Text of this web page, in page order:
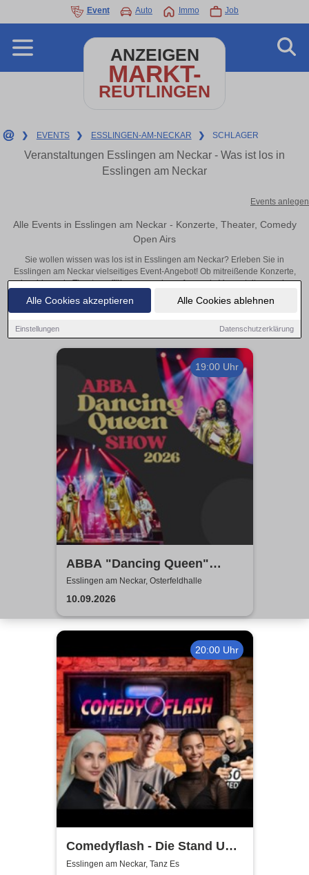
Alle Cookies akzeptieren Alle Cookies ablehnen
Einstellungen Datenschutzerklärung
Event Auto Immo Job
ANZEIGEN
MARKT-
REUTLINGEN
❯ EVENTS ❯ ESSLINGEN-AM-NECKAR ❯ SCHLAGER
Veranstaltungen Esslingen am Neckar - Was ist los in
Esslingen am Neckar
Events anlegen
Alle Events in Esslingen am Neckar - Konzerte, Theater, Comedy
Open Airs
Sie wollen wissen was los ist in Esslingen am Neckar? Erleben Sie in
Esslingen am Neckar vielseitiges Event-Angebot! Ob mitreißende Konzerte,
inspirierende Theateraufführungen oder aufregende Veranstaltungen in
Esslingen am Neckar – hier finden alles im Überblick und Tickets.
19:00 Uhr
ABBA "Dancing Queen"
Show 2026
Esslingen am Neckar, Osterfeldhalle
10.09.2026
20:00 Uhr
Comedyflash - Die Stand Up
Comedy Show in Esslingen
Esslingen am Neckar, Tanz Es